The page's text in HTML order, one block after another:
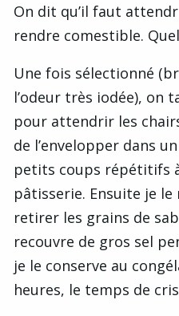
On dit qu’il faut
rendre comestible.
Une fois sélectionné
l’odeur très iodée), on
pour attendrir les
de l’envelopper dans
petits coups répétitifs à
pâtisserie. Ensuite je
retirer les grains de
recouvre de gros sel
je le conserve au
heures, le temps de